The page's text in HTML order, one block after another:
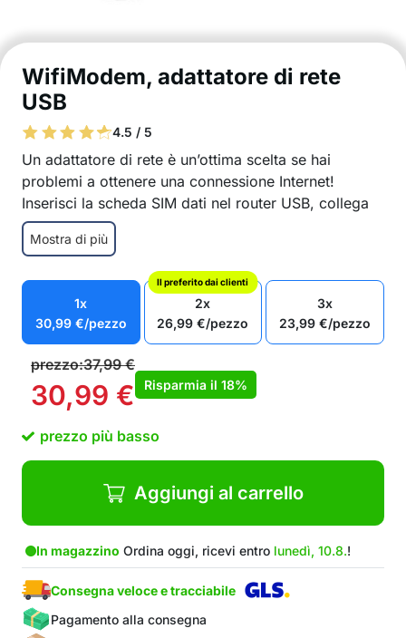
WifiModem, adattatore di rete
USB
4.5 / 5
Un adattatore di rete è un’ottima scelta se hai
problemi a ottenere una connessione Internet!
Inserisci la scheda SIM dati nel router USB, collega
l’adattatore di rete al computer e inizia a utilizzare la
tua connessione Internet!
Il router di rete offre una connessione veloce –
Accesso su reti 3G, 4G e Wi-Fi
Il modem è abbastanza potente per l’uso
domestico e in ufficio
Il router non ha cavi e non necessita di prese
Comodo e portatile
Estremamente facile da usare
Prestazioni eccezionalmente veloci
Nel pacchetto: 1 modem senza fili
Mostra di più
1x
30,99 €/pezzo
Il preferito dai clienti
2x
26,99€/pezzo
3x
23,99€/pezzo
prezzo:37,99€
30,99 € Risparmia il 18%
prezzo più basso
Aggiungi al carrello
In magazzino Ordina oggi, ricevi entro lunedì, 10.8.!
Consegna veloce e tracciabile
Pagamento alla consegna